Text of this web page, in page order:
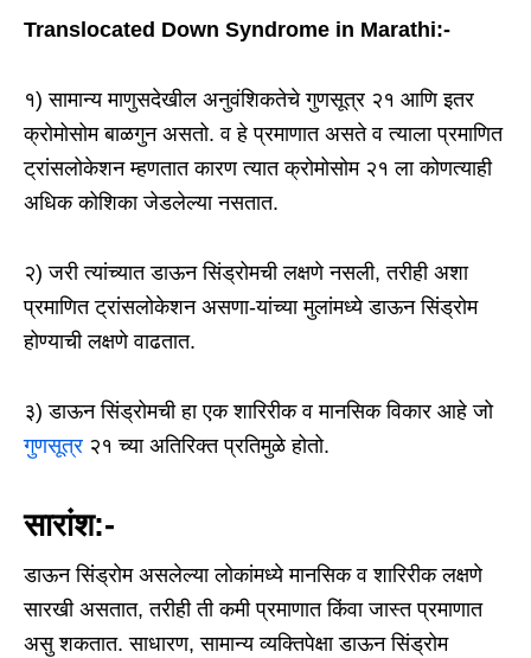
Translocated Down Syndrome in Marathi:-
१) सामान्य माणुसदेखील अनुवंशिकतेचे गुणसूत्र २१ आणि इतर
क्रोमोसोम बाळगुन असतो. व हे प्रमाणात असते व त्याला प्रमाणित
ट्रांसलोकेशन म्हणतात कारण त्यात क्रोमोसोम २१ ला कोणत्याही
अधिक कोशिका जेडलेल्या नसतात.
२) जरी त्यांच्यात डाऊन सिंड्रोमची लक्षणे नसली, तरीही अशा
प्रमाणित ट्रांसलोकेशन असणा-यांच्या मुलांमध्ये डाऊन सिंड्रोम
होण्याची लक्षणे वाढतात.
३) डाऊन सिंड्रोमची हा एक शारिरीक व मानसिक विकार आहे जो
गुणसूत्र २१ च्या अतिरिक्त प्रतिमुळे होतो.
सारांश:-
डाऊन सिंड्रोम असलेल्या लोकांमध्ये मानसिक व शारिरीक लक्षणे
सारखी असतात, तरीही ती कमी प्रमाणात किंवा जास्त प्रमाणात
असु शकतात. साधारण, सामान्य व्यक्तिपेक्षा डाऊन सिंड्रोम